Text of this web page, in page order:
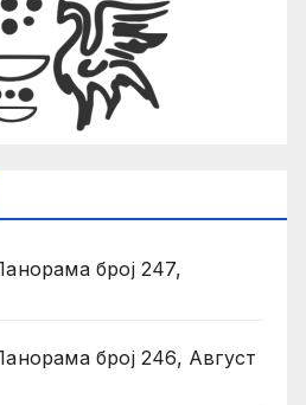
број 247,
број 246, Август